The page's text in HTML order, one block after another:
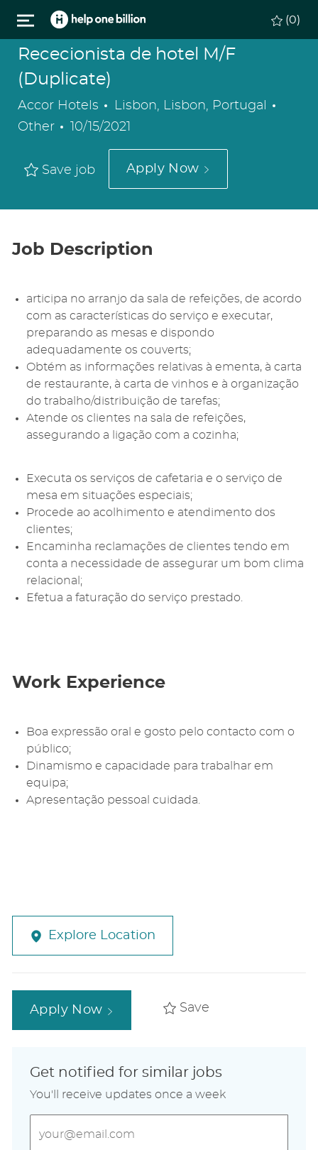
Skip to main content
(0)
Rececionista de hotel M/F
(Duplicate)
Accor Hotels Location
Lisbon, Lisbon, Portugal
Other
Posted
10/15/2021
Save job Apply Now
Job Description
articipa no arranjo da sala de refeições, de acordo
com as características do serviço e executar,
preparando as mesas e dispondo
adequadamente os couverts;
Obtém as informações relativas à ementa, à carta
de restaurante, à carta de vinhos e à organização
do trabalho/distribuição de tarefas;
Atende os clientes na sala de refeições,
assegurando a ligação com a cozinha;
Executa os serviços de cafetaria e o serviço de
mesa em situações especiais;
Procede ao acolhimento e atendimento dos
clientes;
Encaminha reclamações de clientes tendo em
conta a necessidade de assegurar um bom clima
relacional;
Efetua a faturação do serviço prestado.
Work Experience
Boa expressão oral e gosto pelo contacto com o
público;
Dinamismo e capacidade para trabalhar em
equipa;
Apresentação pessoal cuidada.
Explore Location
Apply Now Save
Get notified for similar jobs
You'll receive updates once a week
Email